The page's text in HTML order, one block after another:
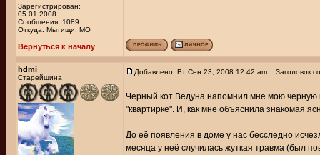
Зарегистрирован:
05.01.2008
Сообщения: 1089
Откуда: Мытищи, МО
Вернуться к началу
hdmi
Старейшина
Добавлено: Вт Сен 23, 2008 12:42 am Заголовок
Черный кот Ведуна напомнил мне мою черную
"квартирке". И, как мне объяснила знакомая
До её появления в доме у нас бесследно
месяца у неё случилась жуткая травма (был